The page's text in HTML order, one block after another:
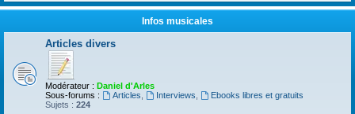
Infos musicales
Articles divers
Modérateur : Daniel d'Arles
Sous-forums :
Articles Interviews
Ebooks libres et gratuits
Sujets : 224